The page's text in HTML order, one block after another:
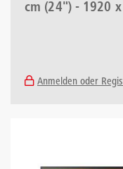
cm (24") - 1920
Anmelden oder